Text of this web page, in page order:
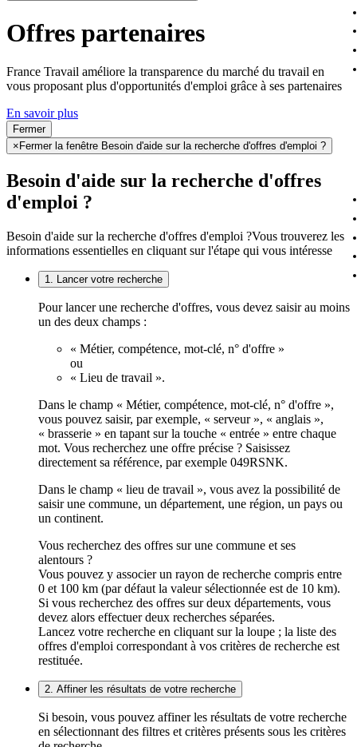
Offres partenaires
France Travail améliore la transparence du marché du travail en
vous proposant plus d'opportunités d'emploi grâce à ses partenaires
En savoir plus
Fermer
× Fermer la fenêtre Besoin d'aide sur la recherche d'offres d'emploi ?
Besoin d'aide sur la recherche d'offres
d'emploi ?
Besoin d'aide sur la recherche d'offres d'emploi ?Vous trouverez les
informations essentielles en cliquant sur l'étape qui vous intéresse
1. Lancer votre recherche
Pour lancer une recherche d'offres, vous devez saisir au moins
un des deux champs :
« Métier, compétence, mot-clé, n° d'offre »
ou
« Lieu de travail ».
Dans le champ « Métier, compétence, mot-clé, n° d'offre »,
vous pouvez saisir, par exemple, « serveur », « anglais »,
« brasserie » en tapant sur la touche « entrée » entre chaque
mot. Vous recherchez une offre précise ? Saisissez
directement sa référence, par exemple 049RSNK.
Dans le champ « lieu de travail », vous avez la possibilité de
saisir une commune, un département, une région, un pays ou
un continent.
Vous recherchez des offres sur une commune et ses
alentours ?
Vous pouvez y associer un rayon de recherche compris entre
0 et 100 km (par défaut la valeur sélectionnée est de 10 km).
Si vous recherchez des offres sur deux départements, vous
devez alors effectuer deux recherches séparées.
Lancez votre recherche en cliquant sur la loupe ; la liste des
offres d'emploi correspondant à vos critères de recherche est
restituée.
2. Affiner les résultats de votre recherche
Si besoin, vous pouvez affiner les résultats de votre recherche
en sélectionnant des filtres et critères présents sous les critères